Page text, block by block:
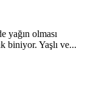
yağın olması
biniyor. Yaşlı ve...